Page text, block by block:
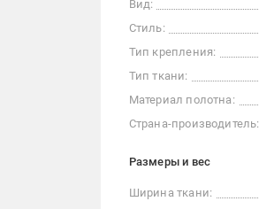
Вид:
Стиль:
Тип крепления:
Тип ткани:
Материал полотна:
Страна-производитель:
Размеры и вес
Ширина ткани: